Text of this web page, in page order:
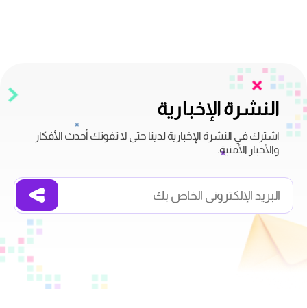
النشرة الإخبارية
اشترك في النشرة الإخبارية لدينا حتى لا تفوتك أحدث الأفكار
والأخبار الأمنية.